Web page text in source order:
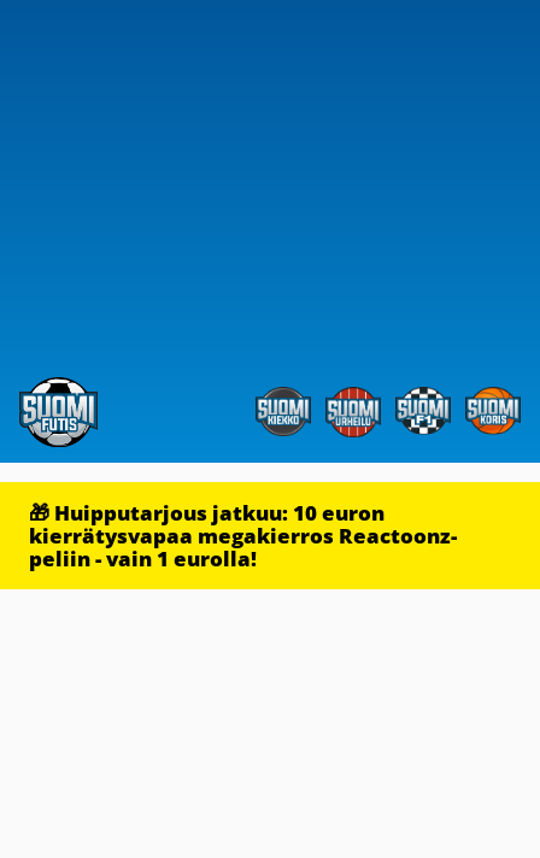
🎁 Huipputarjous jatkuu: 10 euron
kierrätysvapaa megakierros Reactoonz-
peliin - vain 1 eurolla!